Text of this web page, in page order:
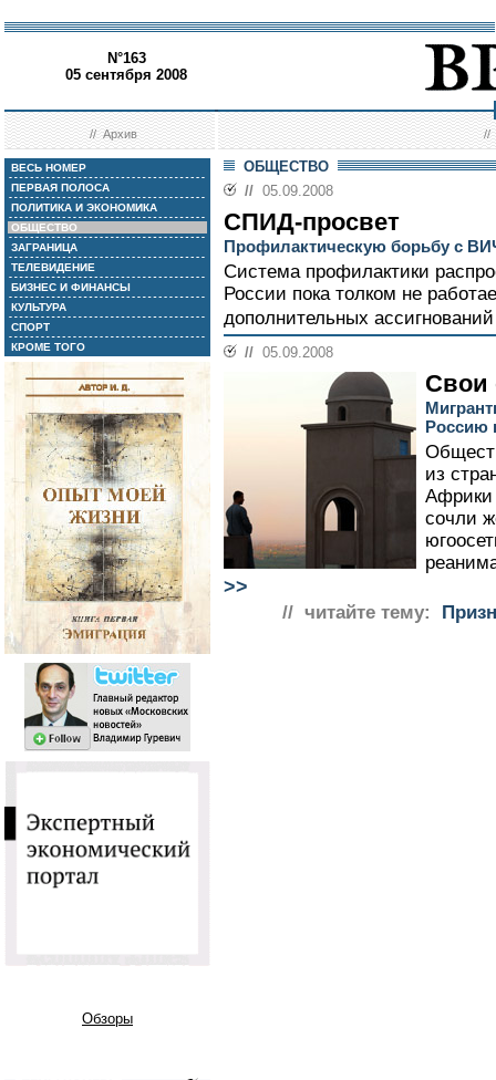
N°163
05 сентября 2008
//Архив //
ВЕСЬ НОМЕР
ПЕРВАЯ ПОЛОСА
ПОЛИТИКА И ЭКОНОМИКА
ОБЩЕСТВО
ЗАГРАНИЦА
ТЕЛЕВИДЕНИЕ
БИЗНЕС И ФИНАНСЫ
КУЛЬТУРА
СПОРТ
КРОМЕ ТОГО
Обзоры
ОБЩЕСТВО
// 05.09.2008
СПИД-просвет
Профилактическую борьбу с
Система профилактики
России пока толком не
дополнительных
// 05.09.2008
Свои
Россию
из
Африки
сочли
>>
// читайте тему: